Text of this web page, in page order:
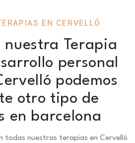
EN CERVELLÓ
Terapia
personal
podemos
otro tipo de
en barcelona
todas nuestras terapias en Cervelló